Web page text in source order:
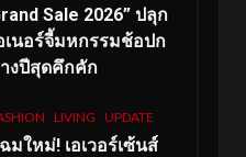
Sale 2026” ปลุก
เนอร์จี้มหกรรมช้อปก
งปีสุดคึกคัก
LIVING UPDATE
มใหม่! เอเวอร์เซ้นส์